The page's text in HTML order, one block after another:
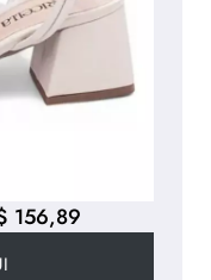
156,89